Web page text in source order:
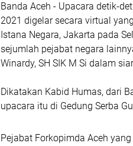
Banda Aceh - Upacara detik-
2021 digelar secara virtual
Istana Negara, Jakarta pada
sejumlah pejabat negara
Winardy, SH SIK M Si dalam
Dikatakan Kabid Humas, dari
upacara itu di Gedung Serba
Pejabat Forkopimda Aceh